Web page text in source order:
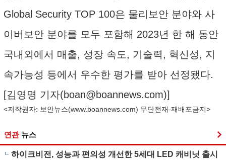
Global Security TOP 100은 물리보안 분야와 사
이버보안 분야를 모두 포함해 2023년 한 해 동안
국내외에서 매출, 성장 속도, 기술력, 혁신성, 지
속가능성 등에서 우수한 평가를 받아 선정됐다.
[김영명 기자(boan@boannews.com)]
<저작권자: 보안뉴스(www.boannews.com) 무단전재-재배포금지>
연관 뉴스
하이크비전, 성능과 편의성 개선한 5세대 LED 캐비닛 출시